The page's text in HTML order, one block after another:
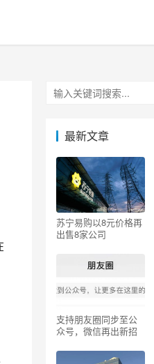
最新文章
苏宁易购以8元价格再
出售8家公司
支持朋友圈同步至公
众号，微信再出新招